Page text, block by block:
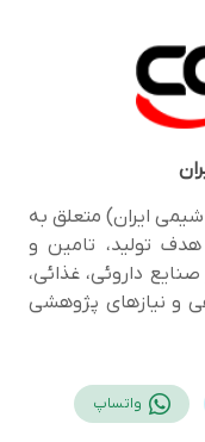
ایران) متعلق به
تولید، تامین و
داروئی، غذائی،
و نیازهای پژوهشی
واتساپ